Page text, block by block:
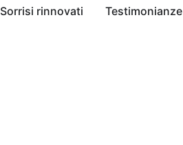
Sorrisi rinnovati Testimonianze